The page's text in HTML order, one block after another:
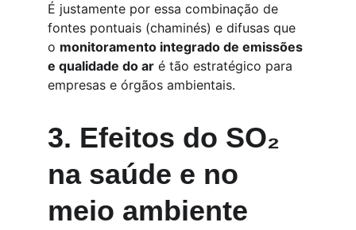
É justamente por essa combinação de
fontes pontuais (chaminés) e difusas que
o monitoramento integrado de emissões
e qualidade do ar é tão estratégico para
empresas e órgãos ambientais.
3. Efeitos do SO₂
na saúde e no
meio ambiente